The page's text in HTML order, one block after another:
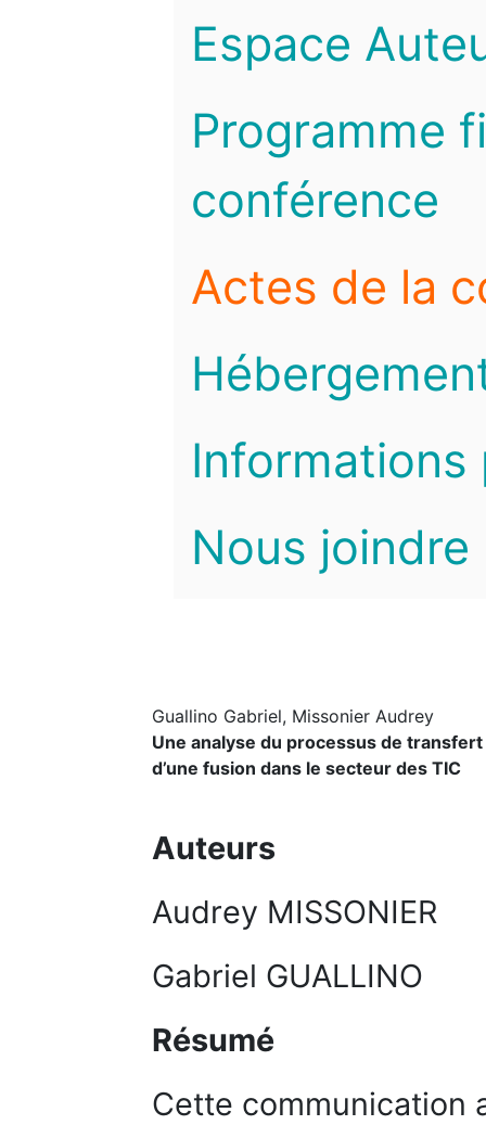
Espace
Programme
conférence
Actes de la
Informations
Nous joindre
Guallino Gabriel, Missonier Audrey
Une analyse du processus de
d’une fusion dans le secteur des TIC
Auteurs
Audrey MISSONIER
Gabriel GUALLINO
Résumé
Cette communication